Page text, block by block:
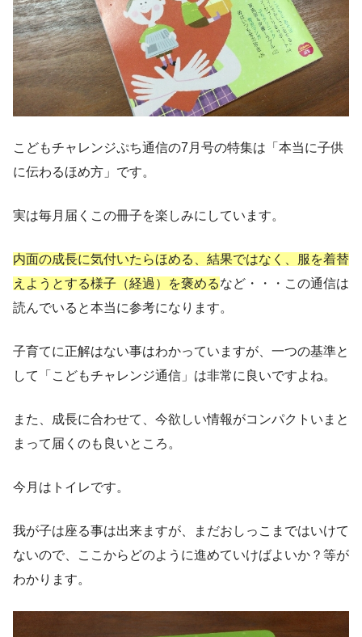
こどもチャレンジぷち通信の7月号の特集は「本当に子供
に伝わるほめ方」です。
実は毎月届くこの冊子を楽しみにしています。
内面の成長に気付いたらほめる、結果ではなく、服を着替
えようとする様子（経過）を褒めるなど・・・この通信は
読んでいると本当に参考になります。
子育てに正解はない事はわかっていますが、一つの基準と
して「こどもチャレンジ通信」は非常に良いですよね。
また、成長に合わせて、今欲しい情報がコンパクトいまと
まって届くのも良いところ。
今月はトイレです。
我が子は座る事は出来ますが、まだおしっこまではいけて
ないので、ここからどのように進めていけばよいか？等が
わかります。